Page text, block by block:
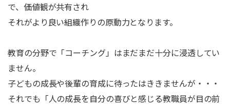
で、価値観が共有され
それがより良い組織作りの原動力となります。
教育の分野で「コーチング」はまだまだ十分に浸透してい
ません。
子どもの成長や後輩の育成に待ったはききませんが・・・
それでも「人の成長を自分の喜びと感じる教職員が目の前